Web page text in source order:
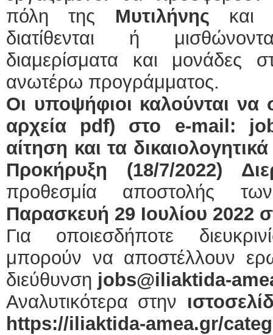
πόλη της Μυτιλήνης και
διατίθενται ή
διαμερίσματα και μονάδες
ανωτέρω προγράμματος.
Οι υποψήφιοι καλούνται να
αρχεία pdf) στο e-mail :
αίτηση και τα
Προκήρυξη (18/7/2022)
προθεσμία αποστολής
Παρασκευή 29 Ιουλίου 2022
Για οποιεσδήποτε
μπορούν να αποστέλλουν
διεύθυνση jobs@iliaktida-
Αναλυτικότερα στην
https://iliaktida-amea.gr/